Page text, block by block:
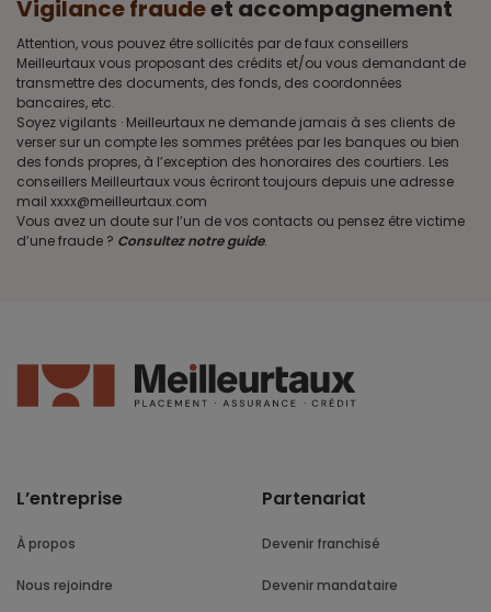
Vigilance fraudeet accompagnement
Attention, vous pouvez être sollicités par de faux conseillers
Meilleurtaux vous proposant des crédits et/ou vous demandant de
transmettre des documents, des fonds, des coordonnées
bancaires, etc.
Soyez vigilants · Meilleurtaux ne demande jamais à ses clients de
verser sur un compte les sommes prêtées par les banques ou bien
des fonds propres, à l’exception des honoraires des courtiers. Les
conseillers Meilleurtaux vous écriront toujours depuis une adresse
mail xxxx@meilleurtaux.com
Vous avez un doute sur l’un de vos contacts ou pensez être victime
d’une fraude ? Consultez notre guide.
L’entreprise
À propos
Nous rejoindre
Partenariat
Devenir franchisé
Devenir mandataire